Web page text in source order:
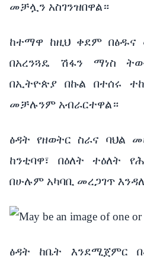
መቻሏን አስገንዝበዋል።
ከተማዋ ከዚህ ቀደም
በአረንጓዴ ሽፋን ማነስ
በኢትዮጵያ በኩል በተሰሩ
መቻሉንም አብራርተዋል።
ፅዳት የዘወትር ስራና ባህል
ከንቲባዋ፣ በዕለት ተዕለት
በሁሉም አካባቢ መረጋገጥ
ፅዳት ከቤት እንደሚጀምር